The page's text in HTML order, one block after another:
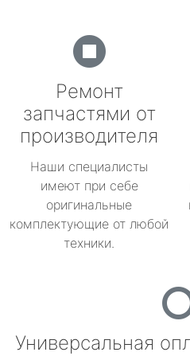
Ремонт
запчастями от
производителя
Наши специалисты
имеют при себе
оригинальные
комплектующие от любой
техники.
Универсальная